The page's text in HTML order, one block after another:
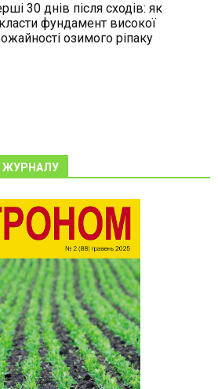
30 днів після сходів: як
фундамент високої
озимого ріпаку
ЖУРНАЛУ